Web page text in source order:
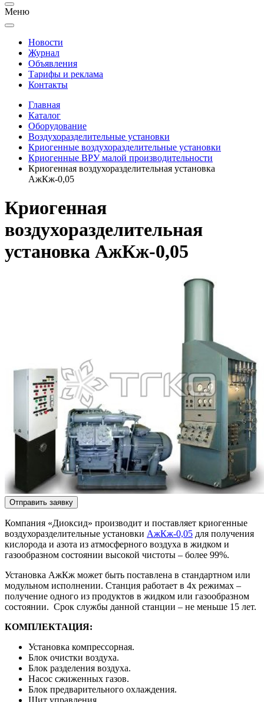
Меню
Новости
Журнал
Объявления
Тарифы и реклама
Контакты
Главная
Каталог
Оборудование
Воздухоразделительные установки
Криогенные воздухоразделительные установки
Криогенные ВРУ малой производительности
Криогенная воздухоразделительная установка
АжКж-0,05
Криогенная
воздухоразделительная
установка АжКж-0,05
Отправить заявку
Компания «Диоксид» производит и поставляет криогенные
воздухоразделительные установки АжКж-0,05 для получения
кислорода и азота из атмосферного воздуха в жидком и
газообразном состоянии высокой чистоты – более 99%.
Установка АжКж может быть поставлена в стандартном или
модульном исполнении. Станция работает в 4х режимах –
получение одного из продуктов в жидком или газообразном
состоянии. Срок службы данной станции – не меньше 15 лет.
КОМПЛЕКТАЦИЯ:
Установка компрессорная.
Блок очистки воздуха.
Блок разделения воздуха.
Насос сжиженных газов.
Блок предварительного охлаждения.
Щит управления.